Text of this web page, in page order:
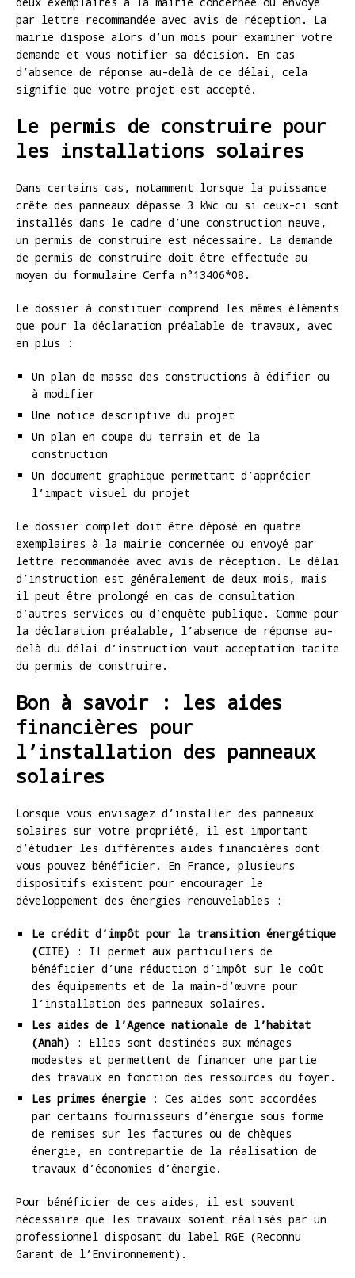
par lettre recommandée avec avis de réception. La
mairie dispose alors d’un mois pour examiner votre
demande et vous notifier sa décision. En cas
d’absence de réponse au-delà de ce délai, cela
signifie que votre projet est accepté.
Le permis de construire pour
les installations solaires
Dans certains cas, notamment lorsque la puissance
crête des panneaux dépasse 3 kWc ou si ceux-ci sont
installés dans le cadre d’une construction neuve,
un permis de construire est nécessaire. La demande
de permis de construire doit être effectuée au
moyen du formulaire Cerfa n°13406*08.
Le dossier à constituer comprend les mêmes éléments
que pour la déclaration préalable de travaux, avec
en plus :
Un plan de masse des constructions à édifier ou
à modifier
Une notice descriptive du projet
Un plan en coupe du terrain et de la
construction
Un document graphique permettant d’apprécier
l’impact visuel du projet
Le dossier complet doit être déposé en quatre
exemplaires à la mairie concernée ou envoyé par
lettre recommandée avec avis de réception. Le délai
d’instruction est généralement de deux mois, mais
il peut être prolongé en cas de consultation
d’autres services ou d’enquête publique. Comme pour
la déclaration préalable, l’absence de réponse au-
delà du délai d’instruction vaut acceptation tacite
du permis de construire.
Bon à savoir : les aides
financières pour
l’installation des panneaux
solaires
Lorsque vous envisagez d’installer des panneaux
solaires sur votre propriété, il est important
d’étudier les différentes aides financières dont
vous pouvez bénéficier. En France, plusieurs
dispositifs existent pour encourager le
développement des énergies renouvelables :
Le crédit d’impôt pour la transition énergétique
(CITE) : Il permet aux particuliers de
bénéficier d’une réduction d’impôt sur le coût
des équipements et de la main-d’œuvre pour
l’installation des panneaux solaires.
Les aides de l’Agence nationale de l’habitat
(Anah) : Elles sont destinées aux ménages
modestes et permettent de financer une partie
des travaux en fonction des ressources du foyer.
Les primes énergie : Ces aides sont accordées
par certains fournisseurs d’énergie sous forme
de remises sur les factures ou de chèques
énergie, en contrepartie de la réalisation de
travaux d’économies d’énergie.
Pour bénéficier de ces aides, il est souvent
nécessaire que les travaux soient réalisés par un
professionnel disposant du label RGE (Reconnu
Garant de l’Environnement).